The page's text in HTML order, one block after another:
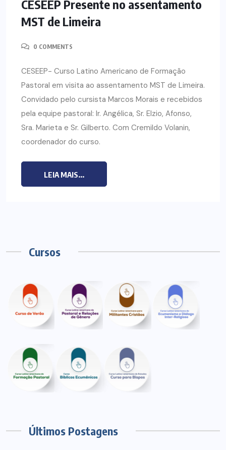
CESEEP Presente no assentamento
MST de Limeira
0 COMMENTS
CESEEP- Curso Latino Americano de Formação
Pastoral em visita ao assentamento MST de Limeira.
Convidado pelo cursista Marcos Morais e recebidos
pela equipe pastoral: Ir. Angélica, Sr. Elzio, Afonso,
Sra. Marieta e Sr. Gilberto. Com Cremildo Volanin,
coordenador do curso.
LEIA MAIS...
Cursos
Últimos Postagens